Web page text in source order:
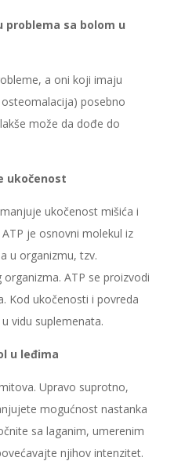
problema sa bolom u
a oni koji imaju
posebno
može da dođe do
ukočenost
ukočenost mišića i
je osnovni molekul iz
u organizmu, tzv.
organizma. ATP se proizvodi
Kod ukočenosti i povreda
vidu suplemenata.
u leđima
Upravo suprotno,
mogućnost nastanka
sa laganim, umerenim
njihov intenzitet.